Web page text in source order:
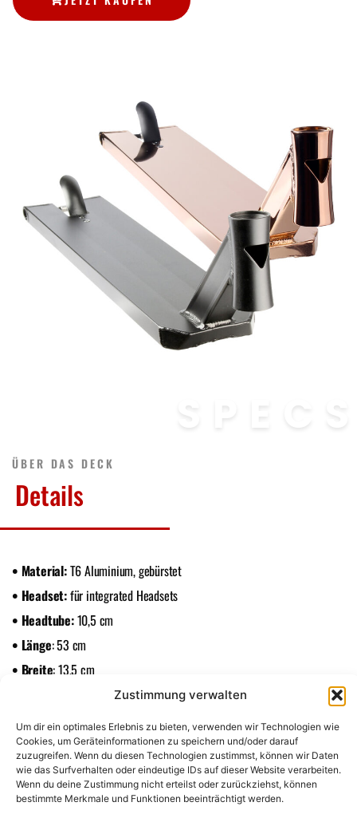
Zustimmung verwalten
Um dir ein optimales Erlebnis zu bieten, verwenden wir Technologien wie
Cookies, um Geräteinformationen zu speichern und/oder darauf
zuzugreifen. Wenn du diesen Technologien zustimmst, können wir Daten
wie das Surfverhalten oder eindeutige IDs auf dieser Website verarbeiten.
Wenn du deine Zustimmung nicht erteilst oder zurückziehst, können
bestimmte Merkmale und Funktionen beeinträchtigt werden.
ÜBER DAS DECK
Details
• Material:T6 Aluminium, gebürstet
• Headset:für integrated Headsets
• Headtube:10,5 cm
• Länge: 53 cm
• Breite: 13,5 cm
• Farbe:Black / Blackchrome
• Bremse:Flexbrake in schwarz, kurz
• Gewicht:1,5 kg